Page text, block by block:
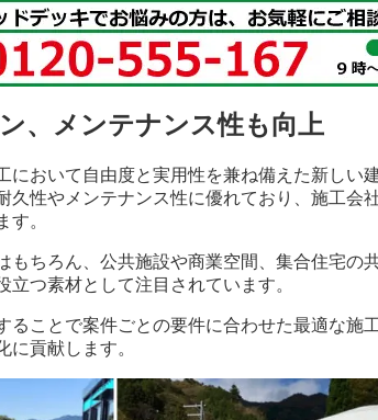
、メンテナンス性も向上
において自由度と実用性を兼ね備えた新しい
久性やメンテナンス性に優れており、施工会
す。
もちろん、公共施設や商業空間、集合住宅の
立つ素材として注目されています。
ることで案件ごとの要件に合わせた最適な施
に貢献します。